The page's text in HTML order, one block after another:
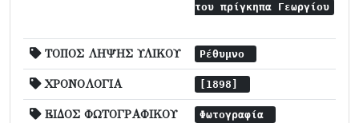
του πρίγκηπα Γεωργίου
ΤΟΠΟΣ ΛΗΨΗΣ ΥΛΙΚΟΥ Ρέθυμνο
ΧΡΟΝΟΛΟΓΙΑ [1898]
ΕΙΔΟΣ ΦΩΤΟΓΡΑΦΙΚΟΥ
Φωτογραφία